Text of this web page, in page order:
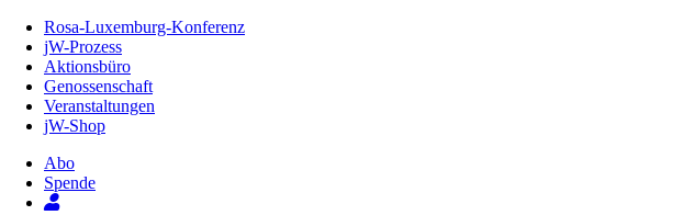
Inhalt
Seite
Rosa-Luxemburg-Konferenz
jW-Prozess
Aktionsbüro
Genossenschaft
Veranstaltungen
jW-Shop
Abo
Spende